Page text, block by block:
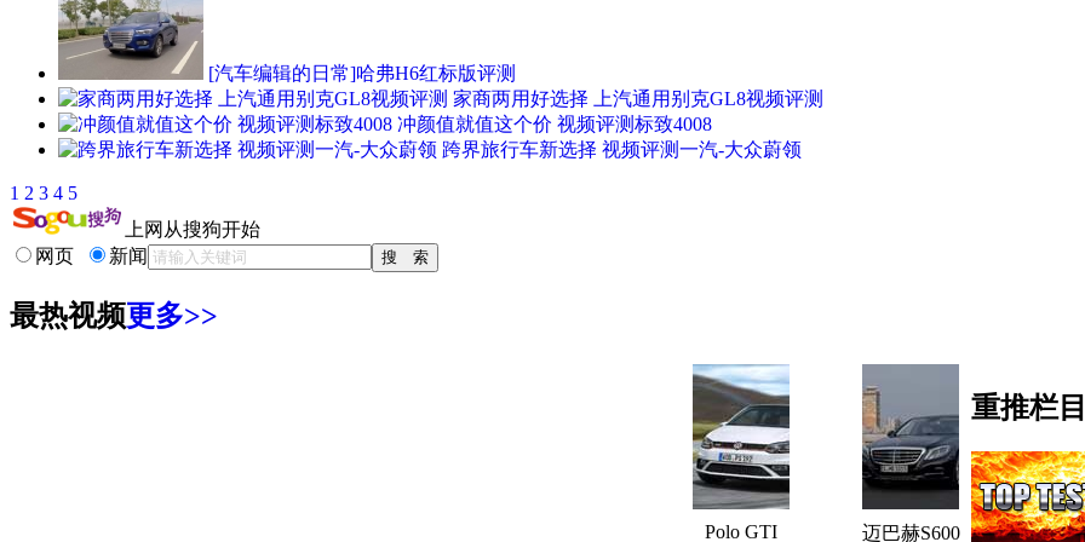
[汽车编辑的日常]哈弗H6红标版评测
家商两用好选择 上汽通用别克GL8视频评测
冲颜值就值这个价 视频评测标致4008
跨界旅行车新选择 视频评测一汽-大众蔚领
1 2 3 4 5
上网从搜狗开始
网页
新闻
最热视频更多>>
Polo GTI 迈巴赫S600
重推栏